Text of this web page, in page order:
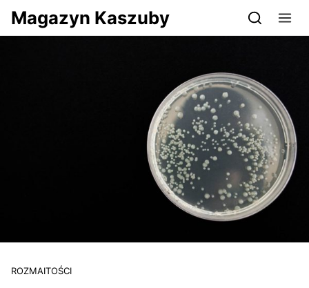
Przejdź do serwisu magazynkaszuby.pl
Magazyn Kaszuby
ROZMAITOŚCI